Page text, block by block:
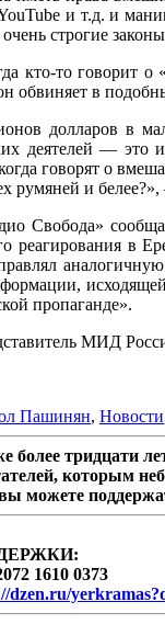
и т.д. и
строгие
кто-то говорит
обвиняет в
долларов в
деятелей — это
говорят о
румяней и
Свобода»
реагирования в
пропаганде».
МИД
Пашинян, Новости
более тридцати
которым
можете
1610 0373
dzen.ru/